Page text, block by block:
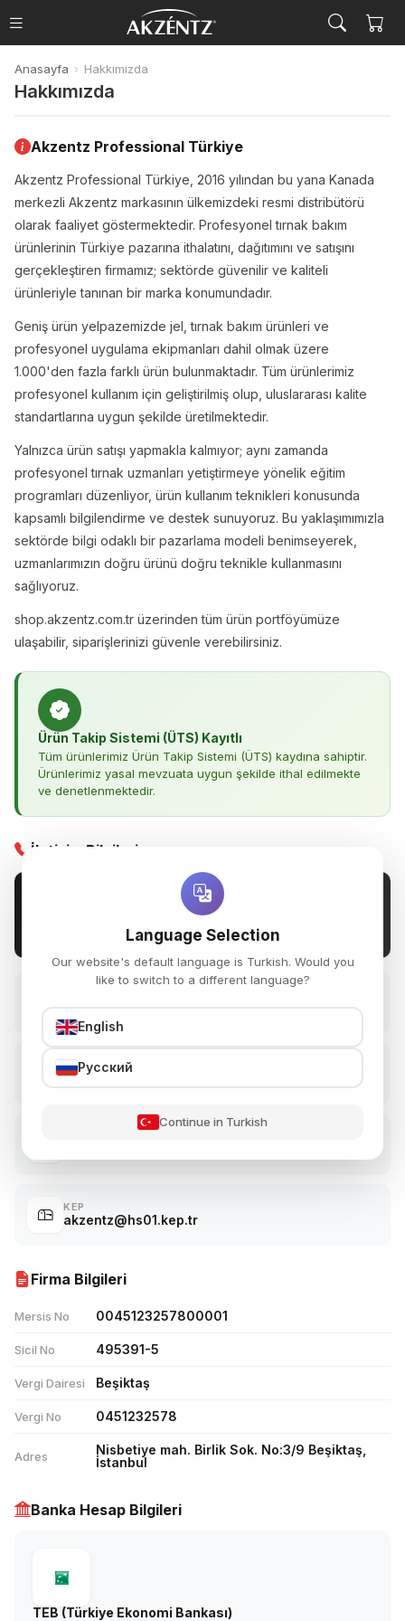
Anasayfa › Hakkımızda
Hakkımızda
Akzentz Professional Türkiye
Akzentz Professional Türkiye , 2016 yılından bu yana Kanada
merkezli Akzentz markasının ülkemizdeki resmi distribütörü
olarak faaliyet göstermektedir. Profesyonel tırnak bakım
ürünlerinin Türkiye pazarına ithalatını, dağıtımını ve satışını
gerçekleştiren firmamız; sektörde güvenilir ve kaliteli
ürünleriyle tanınan bir marka konumundadır.
Geniş ürün yelpazemizde jel, tırnak bakım ürünleri ve
profesyonel uygulama ekipmanları dahil olmak üzere
1.000'den fazla farklı ürün bulunmaktadır. Tüm ürünlerimiz
profesyonel kullanım için geliştirilmiş olup, uluslararası kalite
standartlarına uygun şekilde üretilmektedir.
Yalnızca ürün satışı yapmakla kalmıyor; aynı zamanda
profesyonel tırnak uzmanları yetiştirmeye yönelik eğitim
programları düzenliyor, ürün kullanım teknikleri konusunda
kapsamlı bilgilendirme ve destek sunuyoruz. Bu yaklaşımımızla
sektörde bilgi odaklı bir pazarlama modeli benimseyerek,
uzmanlarımızın doğru ürünü doğru teknikle kullanmasını
sağlıyoruz.
shop.akzentz.com.tr üzerinden tüm ürün portföyümüze
ulaşabilir, siparişlerinizi güvenle verebilirsiniz.
Ürün Takip Sistemi (ÜTS) Kayıtlı
Tüm ürünlerimiz Ürün Takip Sistemi (ÜTS) kaydına sahiptir.
Ürünlerimiz yasal mevzuata uygun şekilde ithal edilmekte
ve denetlenmektedir.
İletişim Bilgileri
AKZENTZ PROFESSIONAL KOZMETİK SAN. TİC.
resmi distribütörü
WHATSAPP
+90 (532) 497 0502
KEP
akzentz@hs01.kep.tr
Firma Bilgileri
Mersis No 0045123257800001
Sicil No 495391-5
Vergi Dairesi Beşiktaş
Vergi No 0451232578
Adres
Nisbetiye mah. Birlik Sok. No:3/9 Beşiktaş,
İstanbul
Banka Hesap Bilgileri
TEB (Türkiye Ekonomi Bankası)
Language Selection
Our website's default language is Turkish. Would you
like to switch to a different language?
English
Русский
Continue in Turkish